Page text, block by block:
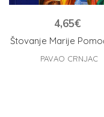
Štovanje Marije
4,65€
PAVAO CRNJAC